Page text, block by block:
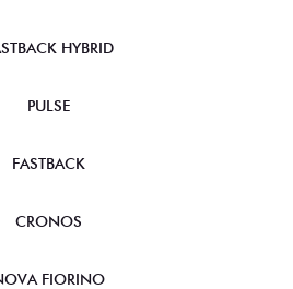
HYBRID
PULSE
FASTBACK
CRONOS
FIORINO